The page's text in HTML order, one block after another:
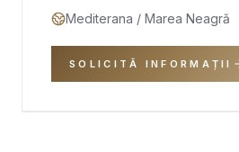
Mediterana / Marea Neagră
SOLICITĂ INFORMAȚII